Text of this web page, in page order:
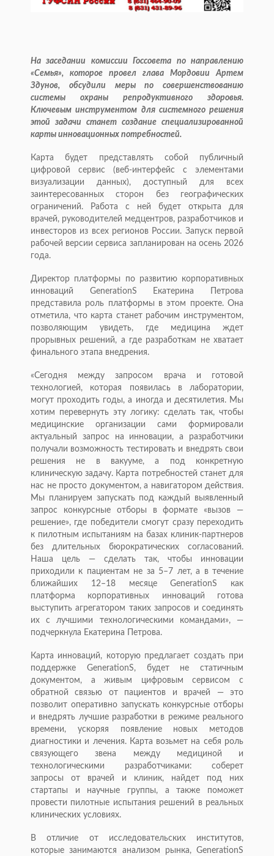
На заседании комиссии Госсовета по направлению
«Семья», которое провел глава Мордовии Артем
Здунов, обсудили меры по совершенствованию
системы охраны репродуктивного здоровья.
Ключевым инструментом для системного решения
этой задачи станет создание специализированной
карты инновационных потребностей.
Карта будет представлять собой публичный
цифровой сервис (веб-интерфейс с элементами
визуализации данных), доступный для всех
заинтересованных сторон без географических
ограничений. Работа с ней будет открыта для
врачей, руководителей медцентров, разработчиков и
инвесторов из всех регионов России. Запуск первой
рабочей версии сервиса запланирован на осень 2026
года.
Директор платформы по развитию корпоративных
инноваций GenerationS Екатерина Петрова
представила роль платформы в этом проекте. Она
отметила, что карта станет рабочим инструментом,
позволяющим увидеть, где медицина ждет
прорывных решений, а где разработкам не хватает
финального этапа внедрения.
«Сегодня между запросом врача и готовой
технологией, которая появилась в лаборатории,
могут проходить годы, а иногда и десятилетия. Мы
хотим перевернуть эту логику: сделать так, чтобы
медицинские организации сами формировали
актуальный запрос на инновации, а разработчики
получали возможность тестировать и внедрять свои
решения не в вакууме, а под конкретную
клиническую задачу. Карта потребностей станет для
нас не просто документом, а навигатором действия.
Мы планируем запускать под каждый выявленный
запрос конкурсные отборы в формате «вызов —
решение», где победители смогут сразу переходить
к пилотным испытаниям на базах клиник-партнеров
без длительных бюрократических согласований.
Наша цель — сделать так, чтобы инновации
приходили к пациентам не за 5–7 лет, а в течение
ближайших 12–18 месяце GenerationS как
платформа корпоративных инноваций готова
выступить агрегатором таких запросов и соединять
их с лучшими технологическими командами», —
подчеркнула Екатерина Петрова.
Карта инноваций, которую предлагает создать при
поддержке GenerationS, будет не статичным
документом, а живым цифровым сервисом с
обратной связью от пациентов и врачей — это
позволит оперативно запускать конкурсные отборы
и внедрять лучшие разработки в режиме реального
времени, ускоряя появление новых методов
диагностики и лечения. Карта возьмет на себя роль
связующего звена между медициной и
технологическими разработчиками: соберет
запросы от врачей и клиник, найдет под них
стартапы и научные группы, а также поможет
провести пилотные испытания решений в реальных
клинических условиях.
В отличие от исследовательских институтов,
которые занимаются анализом рынка, GenerationS